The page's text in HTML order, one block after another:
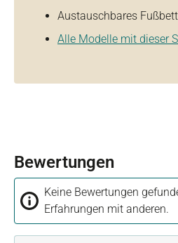
Austauschbares Fußbett
Alle Modelle mit dieser
Bewertungen
Keine Bewertungen
Erfahrungen mit anderen.